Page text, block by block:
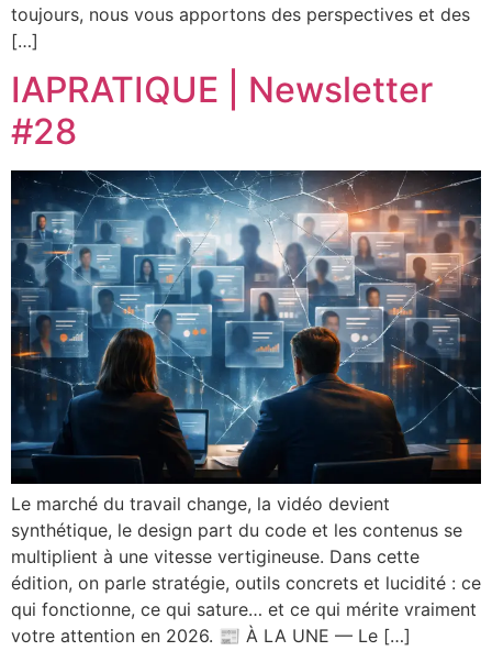
toujours, nous vous apportons des perspectives et des
[…]
IAPRATIQUE | Newsletter
#28
Le marché du travail change, la vidéo devient
synthétique, le design part du code et les contenus se
multiplient à une vitesse vertigineuse. Dans cette
édition, on parle stratégie, outils concrets et lucidité : ce
qui fonctionne, ce qui sature… et ce qui mérite vraiment
votre attention en 2026. 📰 À LA UNE — Le […]